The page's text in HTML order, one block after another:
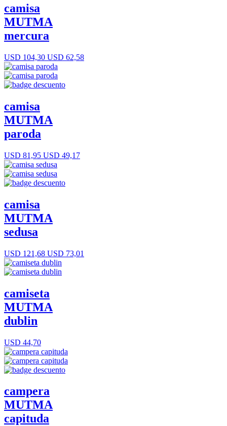
camisa
MUTMA
mercura
USD 104,30 USD 62,58
camisa
MUTMA
paroda
USD 81,95 USD 49,17
camisa
MUTMA
sedusa
USD 121,68 USD 73,01
camiseta
MUTMA
dublin
USD 44,70
campera
MUTMA
capituda